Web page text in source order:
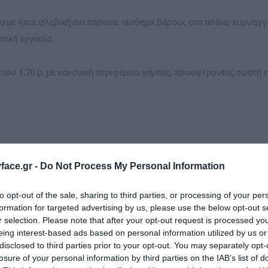
- Do Not Process My Personal Information
opt-out of the sale, sharing to third parties, or processing of your
for targeted advertising by us, please use the below opt-out
selection. Please note that after your opt-out request is processed
interest-based ads based on personal information utilized by us
to third parties prior to your opt-out. You may separately
of your personal information by third parties on the IAB’s list of
με ήπια φλεβική ανεπάρκεια, αίσθημα βάρους στα πόδια,
εργασία.
1,70 μ. με κανονική περιφέρεια γάμπας, προσφέροντας σωστή
θεραπευτική συμπίεση, άνετη εφαρμογή και καθημερινή